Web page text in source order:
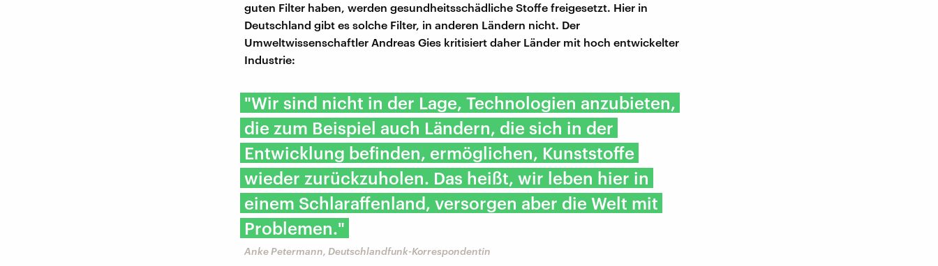
guten Filter haben, werden gesundheitsschädliche Stoffe freigesetzt. Hier in
Deutschland gibt es solche Filter, in anderen Ländern nicht. Der
Umweltwissenschaftler Andreas Gies kritisiert daher Länder mit hoch entwickelter
Industrie:
"Wir sind nicht in der Lage, Technologien anzubieten,
die zum Beispiel auch Ländern, die sich in der
Entwicklung befinden, ermöglichen, Kunststoffe
wieder zurückzuholen. Das heißt, wir leben hier in
einem Schlaraffenland, versorgen aber die Welt mit
Problemen."
Anke Petermann, Deutschlandfunk-Korrespondentin